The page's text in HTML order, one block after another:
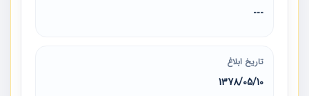
---
تاریخ ابلاغ
1378/05/10